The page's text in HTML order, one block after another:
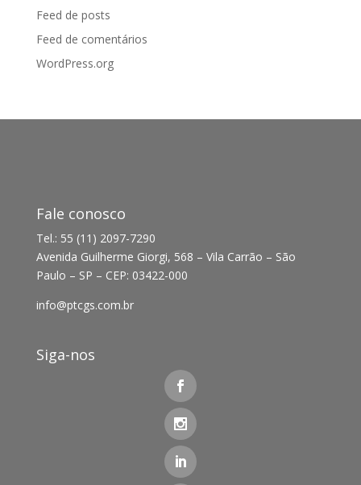
Feed de posts
Feed de comentários
WordPress.org
Fale conosco
Tel.: 55 (11) 2097-7290
Avenida Guilherme Giorgi, 568 – Vila Carrão – São
Paulo – SP – CEP: 03422-000
info@ptcgs.com.br
Siga-nos